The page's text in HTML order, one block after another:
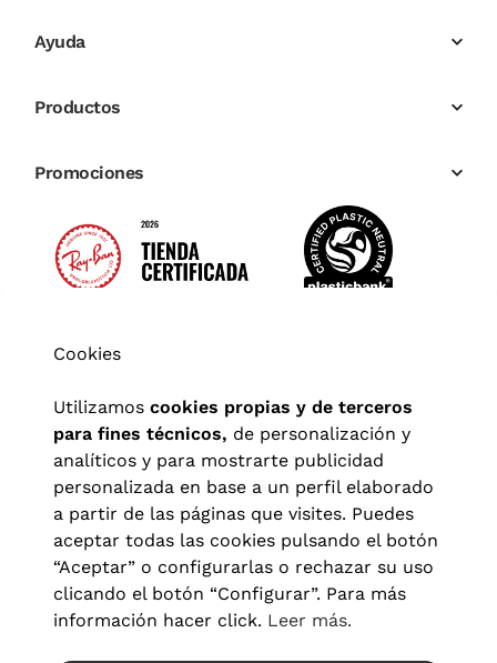
Ayuda
Productos
Promociones
Aviso legal| Política de privacidad Términos y condiciones
Política de cookies|Configuración de cookies
Cookies
Utilizamos cookies propias y de terceros
para fines técnicos, de personalización y
analíticos y para mostrarte publicidad
personalizada en base a un perfil elaborado
a partir de las páginas que visites. Puedes
aceptar todas las cookies pulsando el botón
“Aceptar” o configurarlas o rechazar su uso
clicando el botón “Configurar”. Para más
información hacer click. Leer más.